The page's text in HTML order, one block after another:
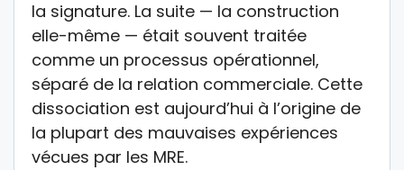
la signature. La suite — la construction
elle-même — était souvent traitée
comme un processus opérationnel,
séparé de la relation commerciale. Cette
dissociation est aujourd’hui à l’origine de
la plupart des mauvaises expériences
vécues par les MRE.